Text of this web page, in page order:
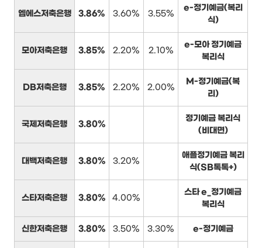
엠에스저축은행 3.86% 3.60% 3.55%
e-정기예금(복리
식)
모아저축은행 3.85% 2.20% 2.10%
e-모아 정기예금
복리식
DB저축은행 3.85% 2.20% 2.00%
M-정기예금(복
리)
국제저축은행 3.80%
정기예금 복리식
(비대면)
대백저축은행 3.80% 3.20%
애플정기예금 복리
식(SB톡톡+)
스타저축은행 3.80% 4.00%
스타 e_정기예금
복리식
신한저축은행 3.80% 3.50% 3.30% e-정기예금